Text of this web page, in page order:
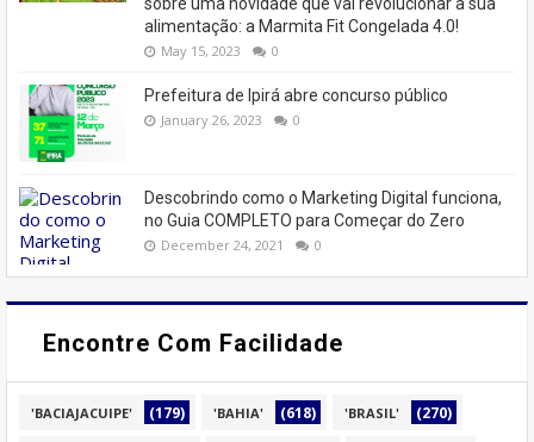
alimentação: a Marmita Fit Congelada 4.0!
May 15, 2023 0
Prefeitura de Ipirá abre concurso público
January 26, 2023 0
Descobrindo como o Marketing Digital funciona,
no Guia COMPLETO para Começar do Zero
December 24, 2021 0
Encontre Com Facilidade
'BACIAJACUIPE' (179) 'BAHIA' (618) 'BRASIL' (270)